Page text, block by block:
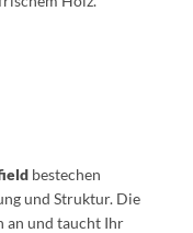
bestechen
und Struktur. Die
an und taucht Ihr